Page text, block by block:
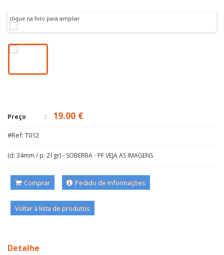
clique na foto para ampliar
Preço 19.00 €
#Ref: T012
(d: 34mm / p: 21gr) - SOBERBA - PF VEJA AS IMAGENS
Comprar Pedido de Informações
Voltar à lista de produtos
Detalhe